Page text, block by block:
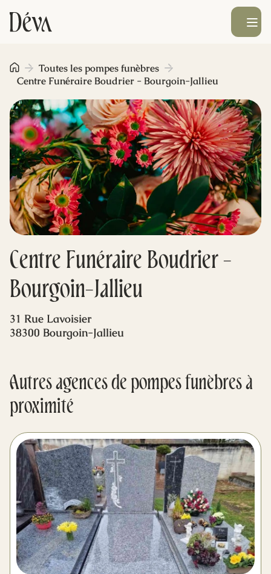
Obsèques
Prévoyance
Monument funéraire
Livraison de fleurs
Blog
Mes dernières volontés
Ouvrir le
Centre Funéraire Boudrier -
Bourgoin-Jallieu
Toutes les pompes funèbres
Centre Funéraire Boudrier - Bourgoin-Jallieu
31 Rue Lavoisier
38300 Bourgoin-Jallieu
Autres agences de pompes funèbres à
proximité